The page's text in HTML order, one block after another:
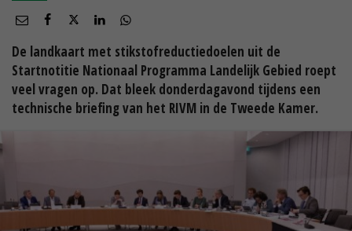
De landkaart met stikstofreductiedoelen uit de
Startnotitie Nationaal Programma Landelijk Gebied roept
veel vragen op. Dat bleek donderdagavond tijdens een
technische briefing van het RIVM in de Tweede Kamer.